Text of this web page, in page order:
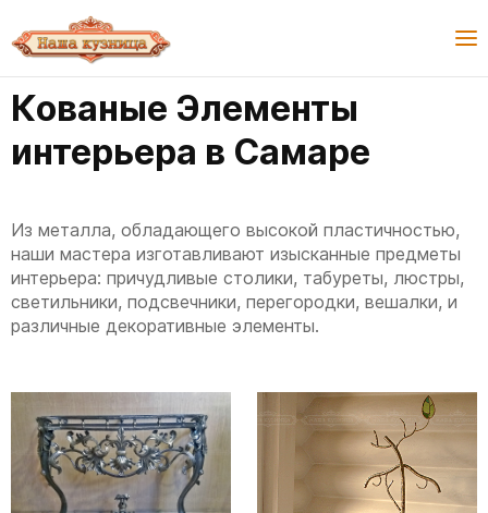
Кованые Элементы
интерьера в Самаре
Из металла, обладающего высокой пластичностью,
наши мастера изготавливают изысканные предметы
интерьера: причудливые столики, табуреты, люстры,
светильники, подсвечники, перегородки, вешалки, и
различные декоративные элементы.